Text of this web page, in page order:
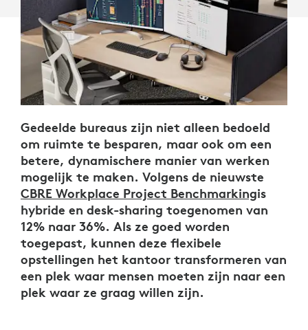
Gedeelde bureaus zijn niet alleen bedoeld
om ruimte te besparen, maar ook om een
betere, dynamischere manier van werken
mogelijk te maken. Volgens de nieuwste
CBRE Workplace Project Benchmarkingis
hybride en desk-sharing toegenomen van
12% naar 36%. Als ze goed worden
toegepast, kunnen deze flexibele
opstellingen het kantoor transformeren van
een plek waar mensen moeten zijn naar een
plek waar ze graag willen zijn.